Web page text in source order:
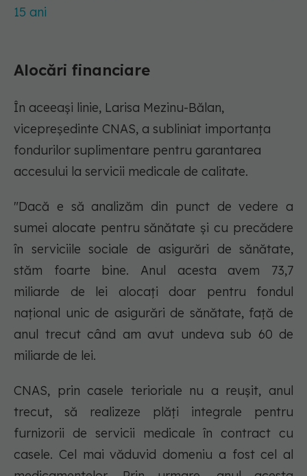
15 ani
Alocări financiare
În aceeași linie, Larisa Mezinu-Bălan,
vicepreședinte CNAS, a subliniat importanța
fondurilor suplimentare pentru garantarea
accesului la servicii medicale de calitate.
"Dacă e să analizăm din punct de vedere a
sumei alocate pentru sănătate și cu precădere
în serviciile sociale de asigurări de sănătate,
stăm foarte bine. Anul acesta avem 73,7
miliarde de lei alocați doar pentru fondul
național unic de asigurări de sănătate, față de
anul trecut când am avut undeva sub 60 de
miliarde de lei.
CNAS, prin casele terioriale nu a reușit, anul
trecut, să realizeze plăți integrale pentru
furnizorii de servicii medicale în contract cu
casele. Cel mai văduvid domeniu a fost cel al